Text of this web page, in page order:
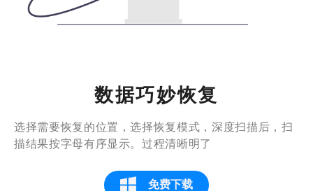
数据巧妙恢复
选择需要恢复的位置，选择恢复模式，深度扫描后，扫
描结果按字母有序显示。过程清晰明了
免费下载